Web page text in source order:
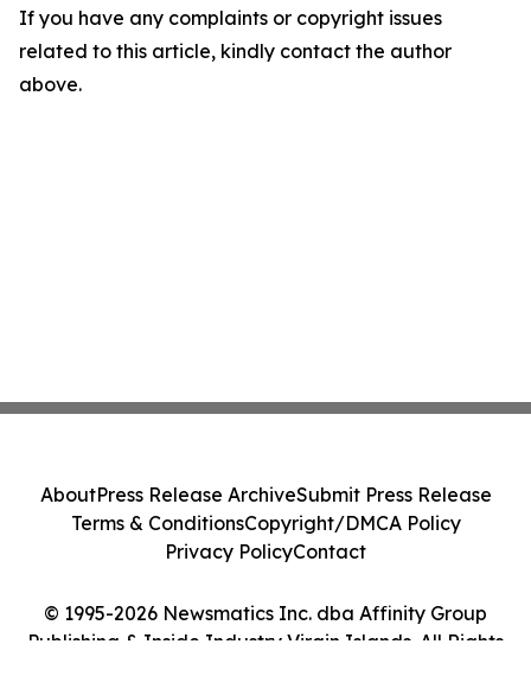
If you have any complaints or copyright issues
related to this article, kindly contact the author
above.
© 1995-2026 Newsmatics Inc. dba Affinity Group
Publishing & Inside Industry Virgin Islands. All Rights
AboutPress Release ArchiveSubmit Press Release
Terms & ConditionsCopyright/DMCA Policy
Privacy PolicyContact